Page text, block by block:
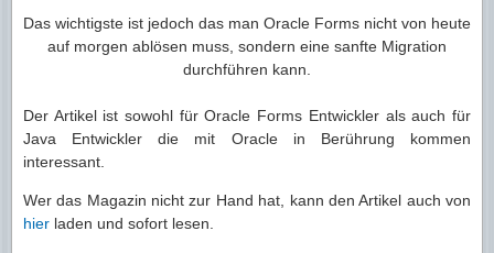
Das wichtigste ist jedoch das man Oracle Forms nicht von heute
auf morgen ablösen muss, sondern eine sanfte Migration
durchführen kann.
Der Artikel ist sowohl für Oracle Forms Entwickler als auch für
Java Entwickler die mit Oracle in Berührung kommen
interessant.
Wer das Magazin nicht zur Hand hat, kann den Artikel auch von
hier laden und sofort lesen.